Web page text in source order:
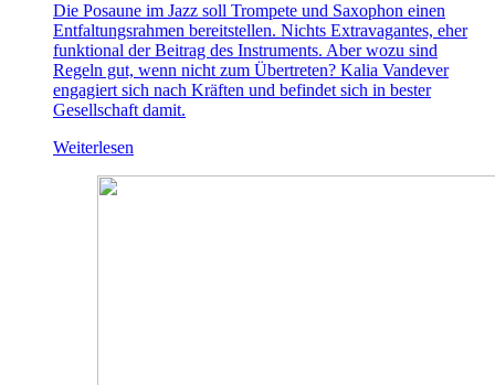
Die Posaune im Jazz soll Trompete und Saxophon einen
Entfaltungsrahmen bereitstellen. Nichts Extravagantes, eher
funktional der Beitrag des Instruments. Aber wozu sind
Regeln gut, wenn nicht zum Übertreten? Kalia Vandever
engagiert sich nach Kräften und befindet sich in bester
Gesellschaft damit.
Weiterlesen